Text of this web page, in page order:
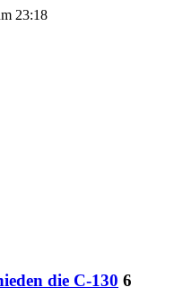
23:18
die C-130 6